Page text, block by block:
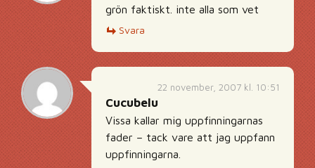
grön faktiskt. inte alla som vet
Svara
22 november, 2007 kl. 10:51
Cucubelu
Vissa kallar mig uppfinningarnas
fader – tack vare att jag uppfann
uppfinningarna.